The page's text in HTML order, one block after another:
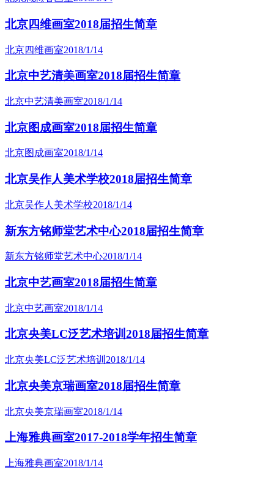
北京四维画室2018届招生简章
北京四维画室2018/1/14
北京中艺清美画室2018届招生简章
北京中艺清美画室2018/1/14
北京图成画室2018届招生简章
北京图成画室2018/1/14
北京吴作人美术学校2018届招生简章
北京吴作人美术学校2018/1/14
新东方铭师堂艺术中心2018届招生简章
新东方铭师堂艺术中心2018/1/14
北京中艺画室2018届招生简章
北京中艺画室2018/1/14
北京央美LC泛艺术培训2018届招生简章
北京央美LC泛艺术培训 2018/1/14
北京央美京瑞画室2018届招生简章
北京央美京瑞画室2018/1/14
上海雅典画室2017-2018学年招生简章
上海雅典画室2018/1/14